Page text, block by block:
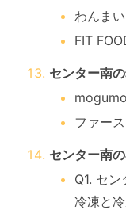
わんま
FIT
センター南
mogumo
ファー
センター南
Q1. セン
冷凍と